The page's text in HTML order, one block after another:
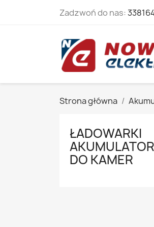
Zadzwoń do nas:
Strona główna
ŁADOWARKI
DO KAMER